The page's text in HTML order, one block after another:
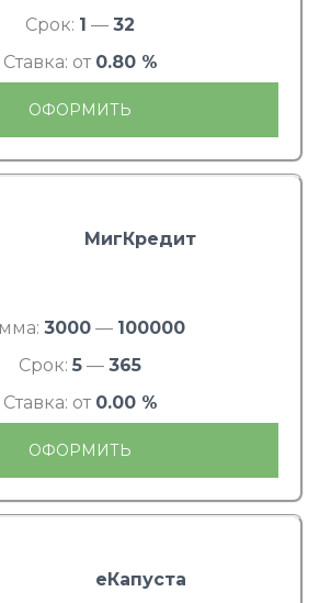
Срок: 1 — 32
Ставка: от 0.80 %
ОФОРМИТЬ
МигКредит
3000— 100000
Срок: 5 — 365
Ставка: от 0.00 %
ОФОРМИТЬ
еКапуста